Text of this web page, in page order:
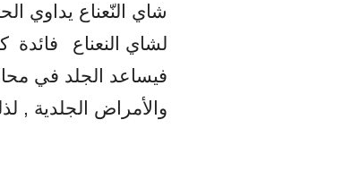
شاي النّعناع يداوي
لشاي النعناع
فائدة
فيساعد الجلد في
والأمراض الجلدية ,